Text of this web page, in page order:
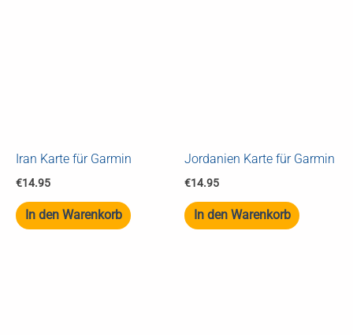
Iran Karte für Garmin
€14.95
In den Warenkorb
Jordanien Karte für Garmin
€14.95
In den Warenkorb